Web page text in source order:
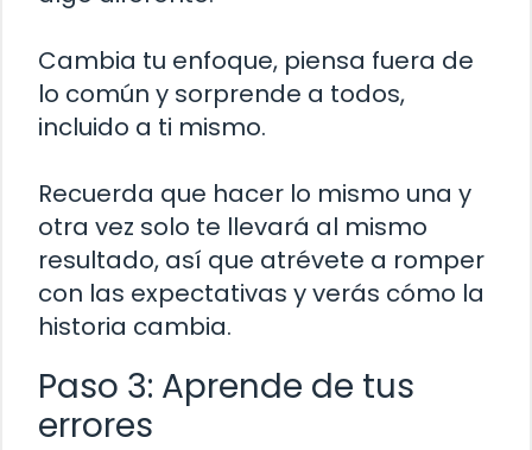
Cambia tu enfoque, piensa fuera de
lo común y sorprende a todos,
incluido a ti mismo.
Recuerda que hacer lo mismo una y
otra vez solo te llevará al mismo
resultado, así que atrévete a romper
con las expectativas y verás cómo la
historia cambia.
Paso 3: Aprende de tus
errores